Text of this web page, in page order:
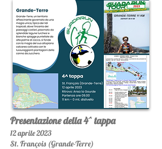
Presentazione della 4^ tappa
12aprile 2023
St. François (Grande-Terre)